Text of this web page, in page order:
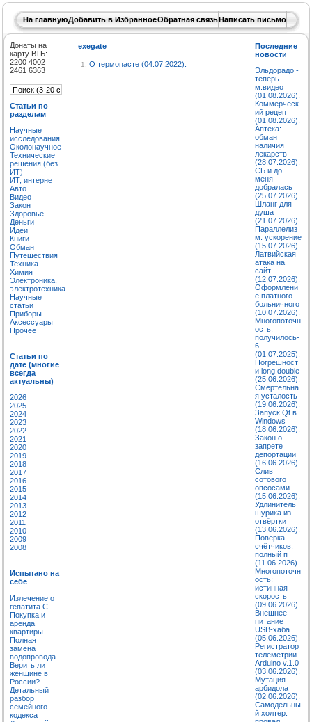
На главнуюДобавить в ИзбранноеОбратная связьНаписать письмо
Донаты на
карту ВТБ:
2200 4002
2461 6363
Статьи по
разделам
Научные
исследования
Околонаучное
Технические
решения (без
ИТ)
ИТ, интернет
Авто
Видео
Закон
Здоровье
Деньги
Идеи
Книги
Обман
Путешествия
Техника
Химия
Электроника,
электротехника
Научные
статьи
Приборы
Аксессуары
Прочее
Статьи по
дате (многие
всегда
актуальны)
2026
2025
2024
2023
2022
2021
2020
2019
2018
2017
2016
2015
2014
2013
2012
2011
2010
2009
2008
Испытано на
себе
Излечение от
гепатита C
Покупка и
аренда
квартиры
Полная
замена
водопровода
Верить ли
женщине в
России?
Детальный
разбор
семейного
кодекса
exegate
1. О термопасте (04.07.2022).
Последние
новости
Эльдорадо -
теперь
м.видео
(01.08.2026).
Коммерческ
ий рецепт
(01.08.2026).
Аптека:
обман
наличия
лекарств
(28.07.2026).
СБ и до
меня
добралась
(25.07.2026).
Шланг для
душа
(21.07.2026).
Параллелиз
м: ускорение
(15.07.2026).
Латвийская
атака на
сайт
(12.07.2026).
Оформлени
е платного
больничного
(10.07.2026).
Многопоточн
ость:
получилось-
6
(01.07.2025).
Погрешност
и long double
(25.06.2026).
Смертельна
я усталость
(19.06.2026).
Запуск Qt в
Windows
(18.06.2026).
Закон о
запрете
депортации
(16.06.2026).
Слив
сотового
опсосами
(15.06.2026).
Удлинитель
шурика из
отвёртки
(13.06.2026).
Поверка
счётчиков:
полный п
(11.06.2026).
Многопоточн
ость:
истинная
скорость
(09.06.2026).
Внешнее
питание
USB-хаба
(05.06.2026).
Регистратор
телеметрии
Arduino v.1.0
(03.06.2026).
Мутация
арбидола
(02.06.2026).
Самодельны
й холтер: